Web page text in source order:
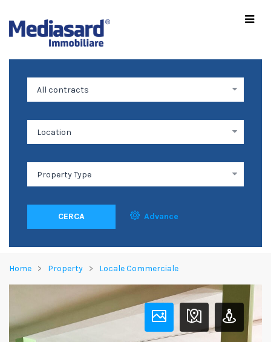
CERCA Advance
Home Property Locale Commerciale